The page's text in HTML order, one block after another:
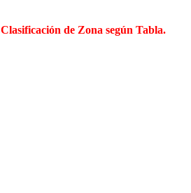
Clasificación de Zona según Tabla.